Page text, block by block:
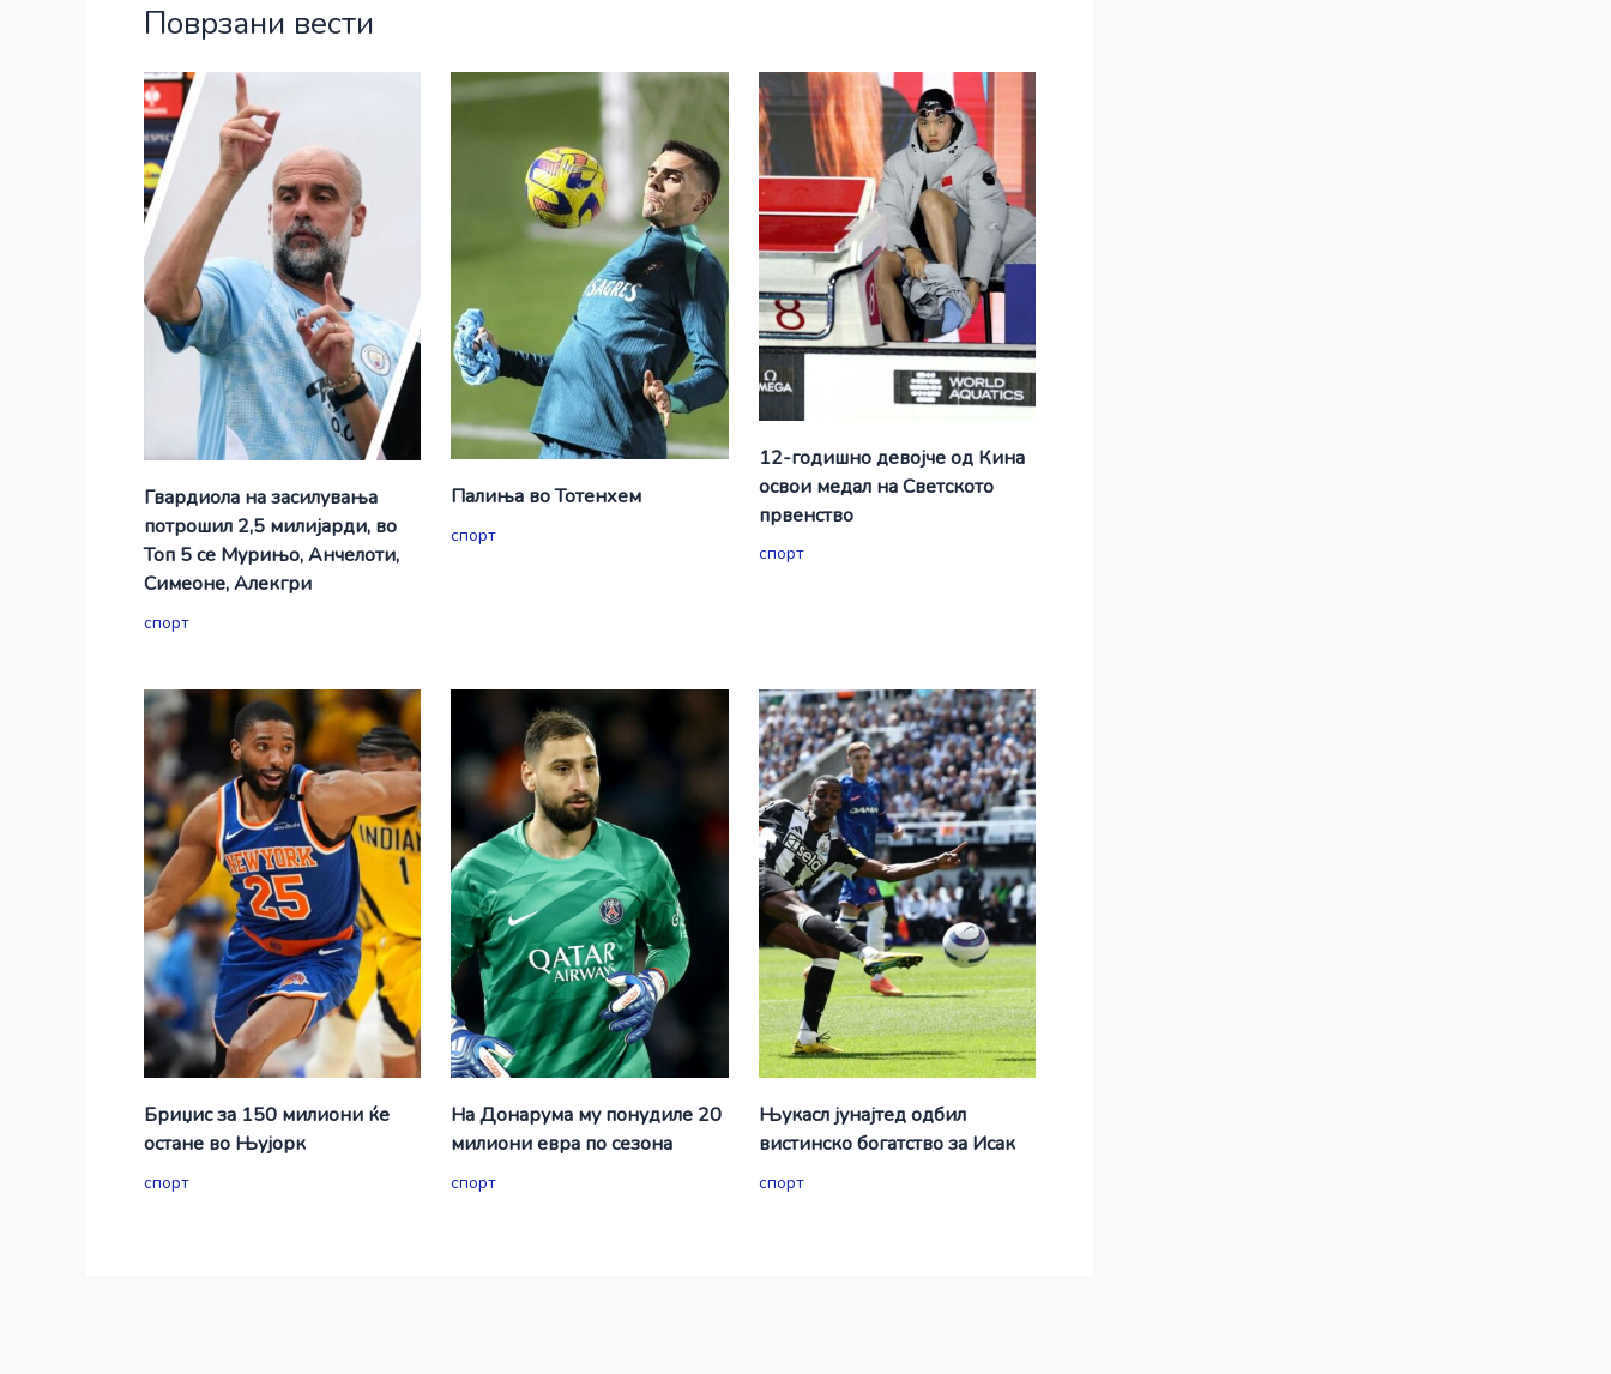
Поврзани вести
Гвардиола на засилувања
потрошил 2,5 милијарди, во
Топ 5 се Мурињо, Анчелоти,
Симеоне, Алекгри
спорт
Палиња во Тотенхем
спорт
12-годишно девојче од Кина
освои медал на Светското
првенство
спорт
Бриџис за 150 милиони ќе
остане во Њујорк
спорт
На Донарума му понудиле 20
милиони евра по сезона
спорт
Њукасл јунајтед одбил
вистинско богатство за Исак
спорт